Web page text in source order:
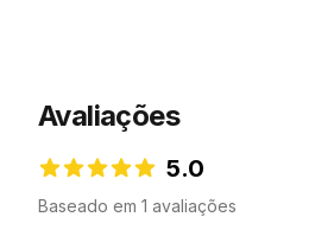
Avaliações
5.0
Baseado em 1 avaliações